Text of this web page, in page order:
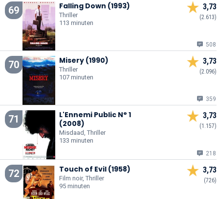
69 Falling Down (1993)
Thriller
113 minuten
3,73
(2.613)
508
70 Misery (1990)
Thriller
107 minuten
3,73
(2.096)
359
71
L'Ennemi Public N° 1
(2008)
Misdaad, Thriller
133 minuten
3,73
(1.157)
218
72 Touch of Evil (1958)
Film noir, Thriller
95 minuten
3,73
(726)